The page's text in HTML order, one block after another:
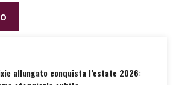
allungato conquista l’estate 2026: